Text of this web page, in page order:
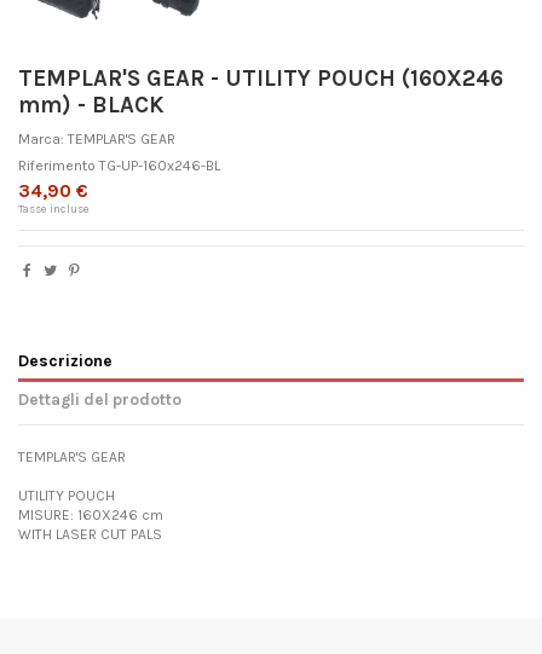
TEMPLAR'S GEAR - UTILITY POUCH (160X246
mm) - BLACK
Marca: TEMPLAR'S GEAR
Riferimento TG-UP-160x246-BL
34,90 €
Tasse incluse
Descrizione
Dettagli del prodotto
TEMPLAR'S GEAR
UTILITY POUCH
MISURE: 160X246 cm
WITH LASER CUT PALS